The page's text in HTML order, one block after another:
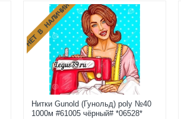
НЕТ В НАЛИЧИИ
Нитки Gunold (Гунольд) poly №40
1000м #61005 чёрный# *06528*